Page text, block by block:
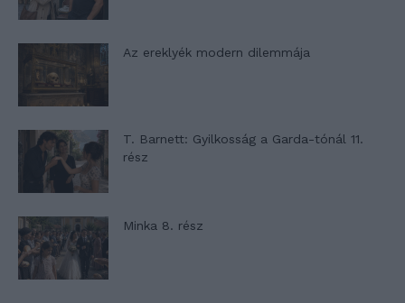
Az ereklyék modern dilemmája
T. Barnett: Gyilkosság a Garda-tónál 11.
rész
Minka 8. rész